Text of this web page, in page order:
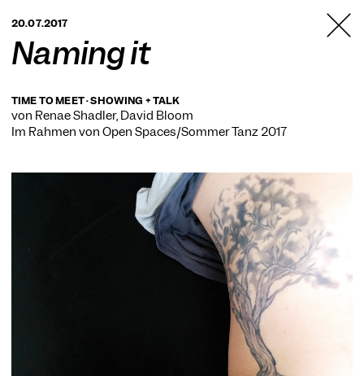
BERLIN
20.07.2017
Naming it
TIME TO MEET · SHOWING + TALK
von Renae Shadler, David Bloom
Im Rahmen von Open Spaces/Sommer Tanz 2017